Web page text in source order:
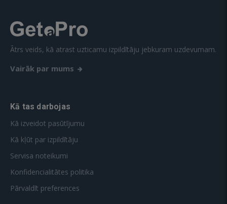
Ātrs veids, kā atrast uzticamu izpildītāju jebkuram uzdevumam.
Vairāk par mums
Kā tas darbojas
Kā izveidot pasūtījumu
Kā kļūt par izpildītāju
Servisa noteikumi
Konfidencialitātes politika
Pārvaldīt preferences